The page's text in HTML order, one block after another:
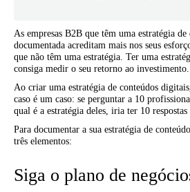
As empresas B2B que têm uma estratégia
documentada acreditam mais nos seus
que não têm uma estratégia. Ter uma
consiga medir o seu retorno ao investimento.
Ao criar uma estratégia de conteúdos
caso é um caso: se perguntar a 10
qual é a estratégia deles, iria ter 10 respostas
Para documentar a sua estratégia de
três elementos:
Siga o plano de